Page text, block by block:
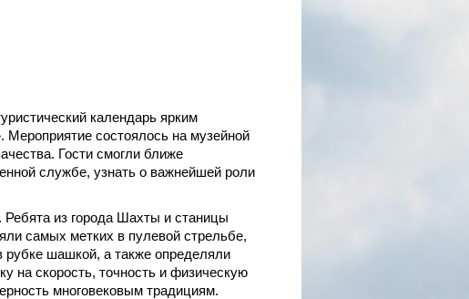
календарь ярким
состоялось на музейной
Гости смогли ближе
службе, узнать о важнейшей роли
из города Шахты и станицы
самых метких в пулевой стрельбе,
шашкой, а также определяли
на скорость, точность и физическую
многовековым традициям.